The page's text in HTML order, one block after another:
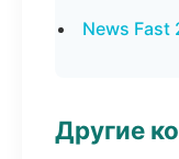
News Fast
Другие